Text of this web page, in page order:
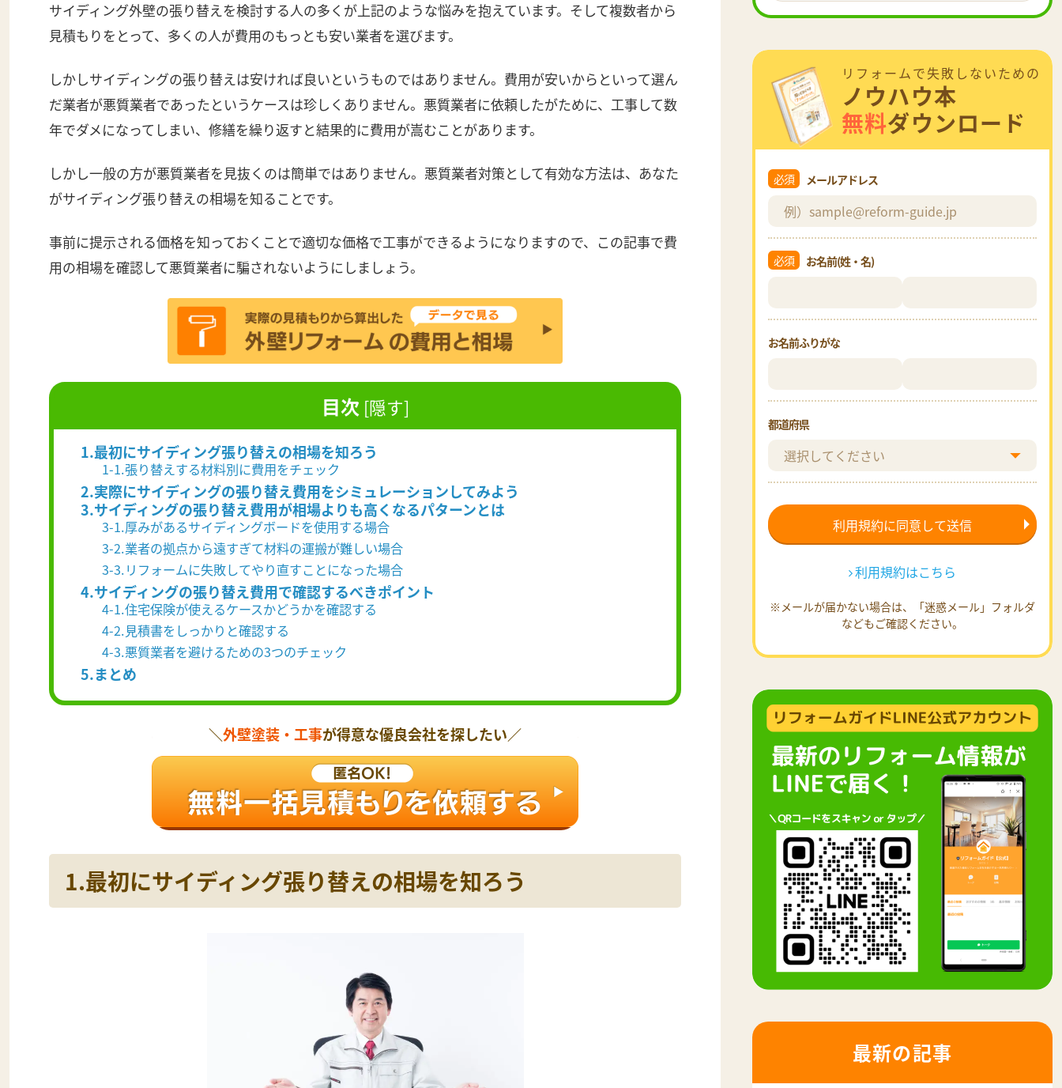
サイディング外壁の張り替えを検討する人の多くが上記のような悩みを抱えています。そして複数者から
見積もりをとって、多くの人が費用のもっとも安い業者を選びます。
しかしサイディングの張り替えは安ければ良いというものではありません。費用が安いからといって選ん
だ業者が悪質業者であったというケースは珍しくありません。悪質業者に依頼したがために、工事して数
年でダメになってしまい、修繕を繰り返すと結果的に費用が嵩むことがあります。
しかし一般の方が悪質業者を見抜くのは簡単ではありません。悪質業者対策として有効な方法は、あなた
がサイディング張り替えの相場を知ることです。
事前に提示される価格を知っておくことで適切な価格で工事ができるようになりますので、この記事で費
用の相場を確認して悪質業者に騙されないようにしましょう。
目次 [隠す]
1.最初にサイディング張り替えの相場を知ろう
1-1.張り替えする材料別に費用をチェック
2.実際にサイディングの張り替え費用をシミュレーションしてみよう
3.サイディングの張り替え費用が相場よりも高くなるパターンとは
3-1.厚みがあるサイディングボードを使用する場合
3-2.業者の拠点から遠すぎて材料の運搬が難しい場合
3-3.リフォームに失敗してやり直すことになった場合
4.サイディングの張り替え費用で確認するべきポイント
4-1.住宅保険が使えるケースかどうかを確認する
4-2.見積書をしっかりと確認する
4-3.悪質業者を避けるための3つのチェック
5.まとめ
＼外壁塗装・工事が得意な優良会社を探したい／
1.最初にサイディング張り替えの相場を知ろう
リフォームで失敗しないための
ノウハウ本
無料ダウンロード
必須 メールアドレス
必須 お名前(姓・名)
お名前ふりがな
都道府県
利用規約はこちら
※メールが届かない場合は、「迷惑メール」フォルダ
などもご確認ください。
最新の記事